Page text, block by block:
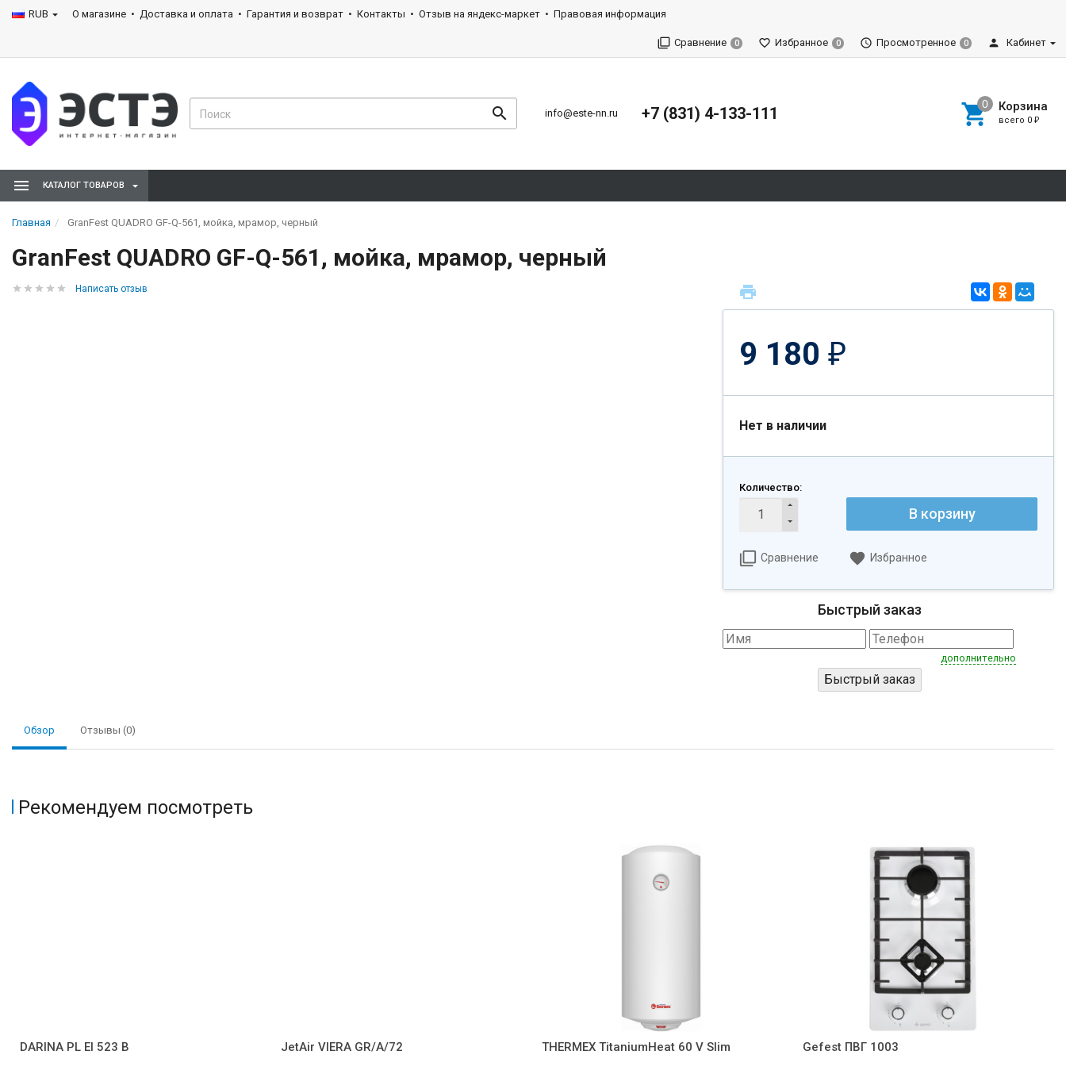
RUB О магазине Доставка и оплата Гарантия и возврат Контакты Отзыв на яндекс-маркет Правовая информация
Сравнение 0 Избранное 0 Просмотренное 0 Кабинет
info@este-nn.ru +7 (831) 4-133-111 Корзина
всего 0 ₽
КАТАЛОГ ТОВАРОВ
Главная GranFest QUADRO GF-Q-561, мойка, мрамор, черный
GranFest QUADRO GF-Q-561, мойка, мрамор, черный
Написать отзыв
9 180 ₽
Нет в наличии
Количество:
В корзину
Сравнение Избранное
Быстрый заказ
дополнительно
Обзор Отзывы (0)
Рекомендуем посмотреть
DARINA PL EI 523 B JetAir VIERA GR/A/72 THERMEX TitaniumHeat 60 V Slim Gefest ПВГ 1003